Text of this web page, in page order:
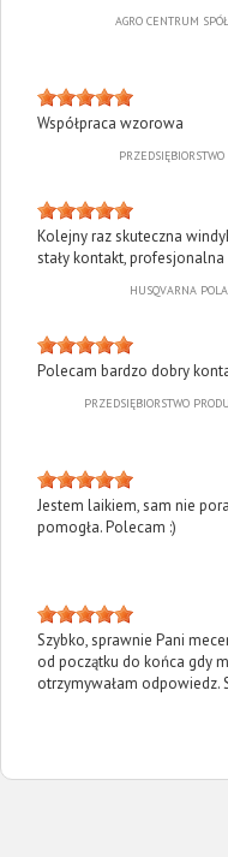
AGRO CENTRUM
Współpraca wzorowa
Kolejny raz skuteczna
stały kontakt, profesjonalna
HUSQVARNA
Polecam bardzo dobry
PRZEDSIĘBIORSTWO
Jestem laikiem, sam nie
pomogła. Polecam :)
Szybko, sprawnie Pani
od początku do końca gdy
otrzymywałam odpowiedz.